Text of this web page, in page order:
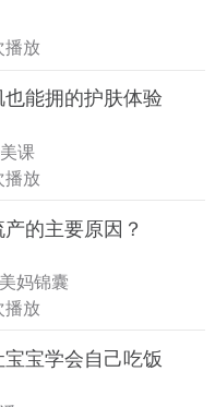
播放
也能拥的护肤体验
课
播放
产的主要原因？
妈锦囊
播放
宝宝学会自己吃饭